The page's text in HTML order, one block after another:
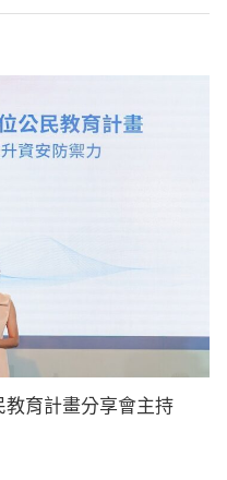
育計畫分享會主持